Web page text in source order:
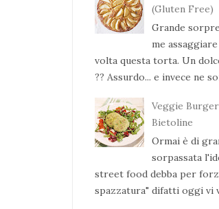
(Gluten Free)
Grande
me
volta questa torta. Un
?? Assurdo... e invece ne
Veggie
Bietoline
Ormai è di
sorpassata
street food debba per
spazzatura" difatti oggi vi